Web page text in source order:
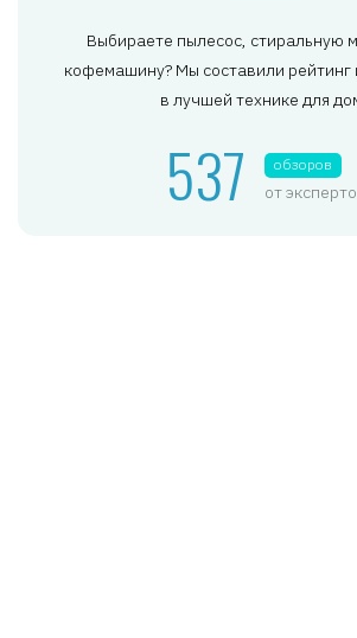
Выбираете пылесос, стиральную
кофемашину? Мы составили рейтинг
в лучшей технике для
537 обзоров
от